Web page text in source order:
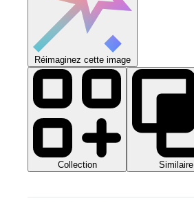
Réimaginez cette image
Collection Similaire